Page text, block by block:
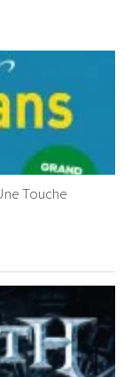
Touche